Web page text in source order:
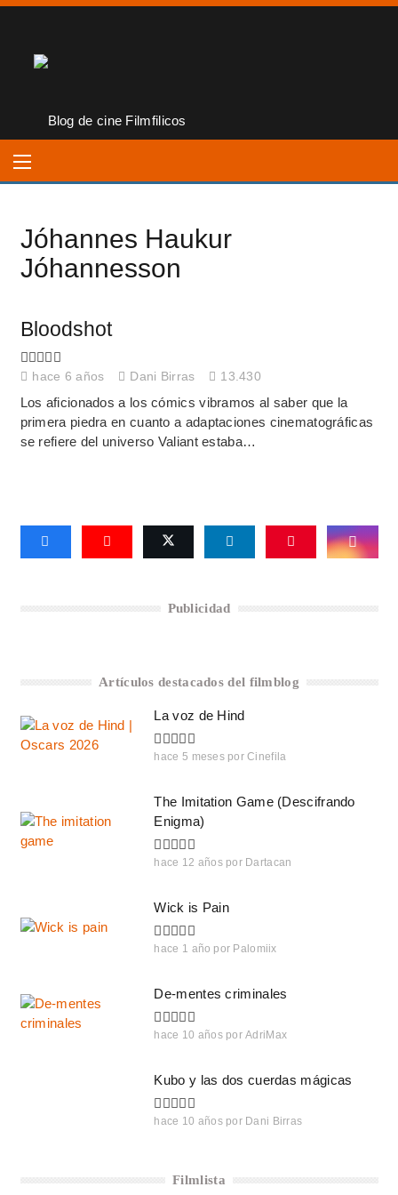
Jóhannes Haukur
Jóhannesson
Bloodshot
hace 6 años Dani Birras 13.430
Los aficionados a los cómics vibramos al saber que la
primera piedra en cuanto a adaptaciones cinematográficas
se refiere del universo Valiant estaba…
Publicidad
Artículos destacados del filmblog
La voz de Hind
hace 5 meses por Cinefila
The Imitation Game (Descifrando
Enigma)
hace 12 años por Dartacan
Wick is Pain
hace 1 año por Palomiix
De-mentes criminales
hace 10 años por AdriMax
Kubo y las dos cuerdas mágicas
hace 10 años por Dani Birras
Filmlista